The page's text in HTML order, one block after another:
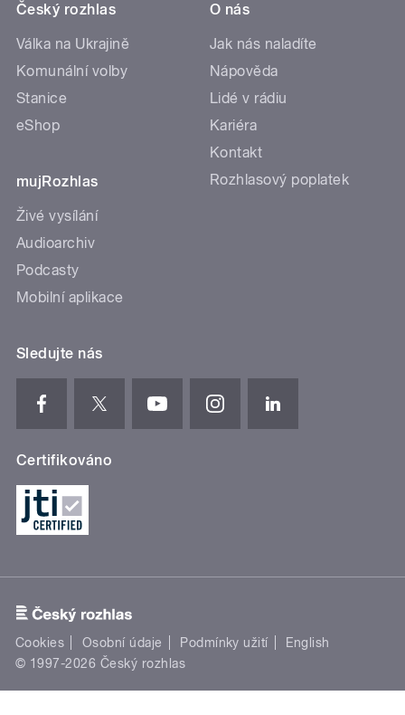
Český rozhlas
Válka na Ukrajině
Komunální volby
Stanice
eShop
mujRozhlas
Živé vysílání
Audioarchiv
Podcasty
Mobilní aplikace
O nás
Jak nás naladíte
Nápověda
Lidé v rádiu
Kariéra
Kontakt
Rozhlasový poplatek
Sledujte nás
Certifikováno
Cookies Osobní údaje Podmínky užití
English
© 1997-2026 Český rozhlas